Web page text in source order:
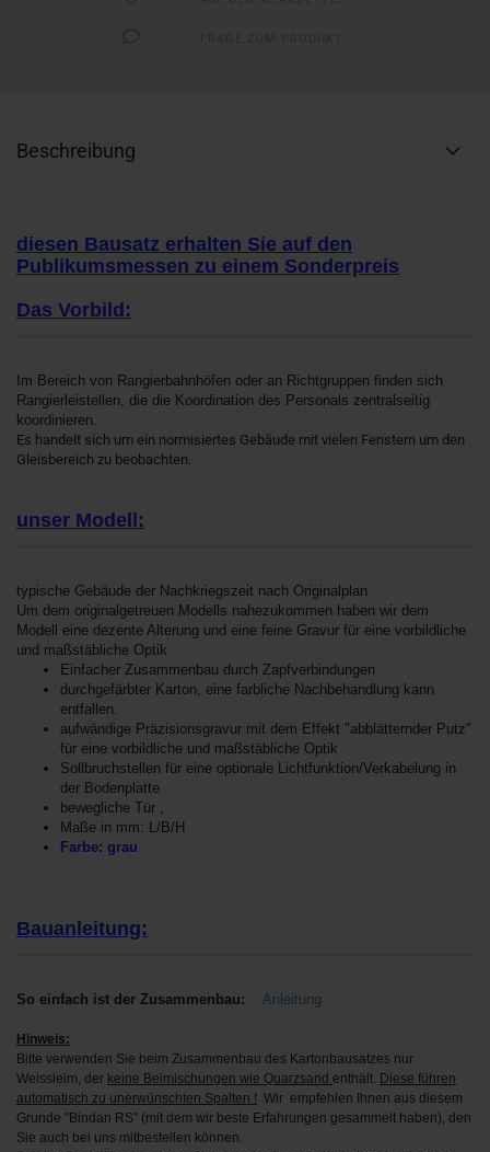
Beschreibung
diesen Bausatz erhalten Sie auf den
Publikumsmessen zu einem Sonderpreis
Das Vorbild:
Im Bereich von Rangierbahnhöfen oder an Richtgruppen finden sich
Rangierleistellen, die die Koordination des Personals zentralseitig
koordinieren.
Es handelt sich um ein normisiertes Gebäude mit vielen Fenstern um den
Gleisbereich zu beobachten.
unser Modell:
typische Gebäude der Nachkriegszeit nach Originalplan
Um dem originalgetreuen Modells nahezukommen haben wir dem
Modell eine dezente Alterung und eine feine Gravur für eine vorbildliche
und maßstäbliche Optik
Einfacher Zusammenbau durch Zapfverbindungen
durchgefärbter Karton, eine farbliche Nachbehandlung kann
entfallen.
aufwändige Präzisionsgravur mit dem Effekt "abblätternder Putz"
für eine vorbildliche und maßstäbliche Optik
Sollbruchstellen für eine optionale Lichtfunktion/Verkabelung in
der Bodenplatte
bewegliche Tür ,
Maße in mm: L/B/H
Farbe: grau
Bauanleitung:
So einfach ist der Zusammenbau: Anleitung
Hinweis:
Bitte verwenden Sie beim Zusammenbau des Kartonbausatzes nur
Weissleim, der keine Beimischungen wie Quarzsand enthält. Diese führen
automatisch zu unerwünschten Spalten ! Wir empfehlen Ihnen aus diesem
Grunde "Bindan RS" (mit dem wir beste Erfahrungen gesammelt haben), den
Sie auch bei uns mitbestellen können.